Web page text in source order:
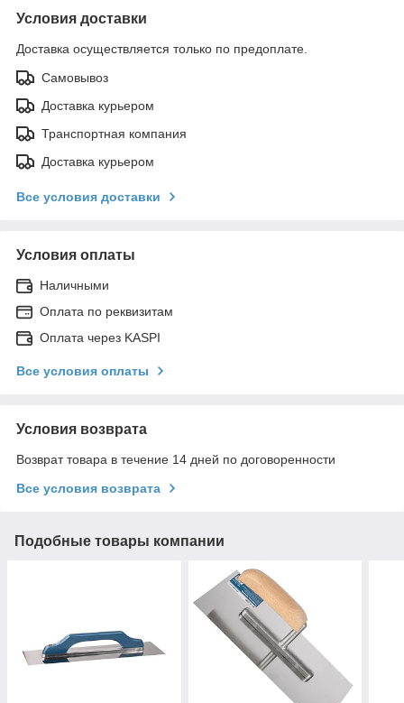
Условия доставки
Доставка осуществляется только по предоплате.
Самовывоз
Доставка курьером
Транспортная компания
Доставка курьером
Все условия доставки
Условия оплаты
Наличными
Оплата по реквизитам
Оплата через KASPI
Все условия оплаты
Условия возврата
Возврат товара в течение 14 дней по договоренности
Все условия возврата
Подобные товары компании